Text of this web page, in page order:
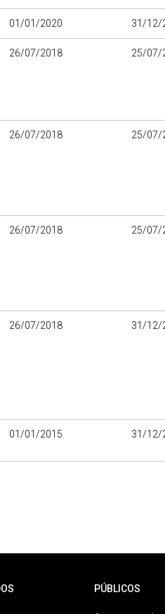
01/01/2020 31/12/
26/07/2018 25/07/
26/07/2018 25/07/
26/07/2018 25/07/
26/07/2018 31/12/
01/01/2015 31/12/
PÚBLICOS